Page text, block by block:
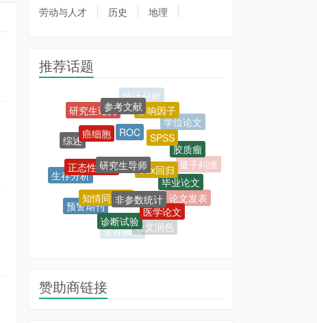
劳动与人才
历史 地理
推荐话题
研究生论文参考文献影响因子
学位论文
综述
癌细胞 ROC
SPSS
胶质瘤
量子纠缠
AUDT
生存分析
正态性检验
Cox回归
毕业论文
论文发表
Logistic回归
预警期刊
知情同意书非参数统计
医学论文
论文润色
生存曲线
诊断试验
赞助商链接